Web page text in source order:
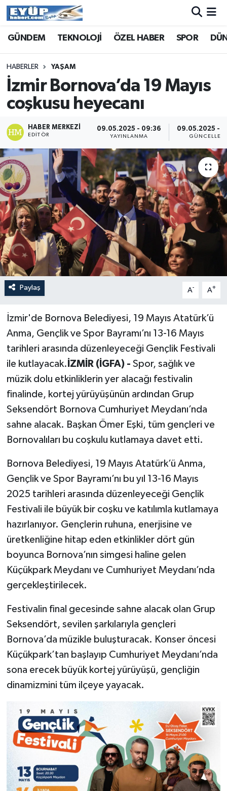
GÜNDEM TEKNOLOJİ ÖZEL HABER SPOR
HABERLER YAŞAM
İzmir Bornova’da 19 Mayıs
coşkusu heyecanı
HABER MERKEZI
EDITÖR
09.05.2025 - 09:36
YAYINLANMA
09.05.2025 -
Paylaş A- A+
İzmir'de Bornova Belediyesi, 19 Mayıs Atatürk’ü
Anma, Gençlik ve Spor Bayramı’nı 13-16 Mayıs
tarihleri arasında düzenleyeceği Gençlik Festivali
ile kutlayacak. İZMİR (İGFA) - Spor, sağlık ve
müzik dolu etkinliklerin yer alacağı festivalin
finalinde, kortej yürüyüşünün ardından Grup
Seksendört Bornova Cumhuriyet Meydanı’nda
sahne alacak. Başkan Ömer Eşki, tüm gençleri ve
Bornovalıları bu coşkulu kutlamaya davet etti.
Bornova Belediyesi, 19 Mayıs Atatürk’ü Anma,
Gençlik ve Spor Bayramı’nı bu yıl 13-16 Mayıs
2025 tarihleri arasında düzenleyeceği Gençlik
Festivali ile büyük bir coşku ve katılımla kutlamaya
hazırlanıyor. Gençlerin ruhuna, enerjisine ve
üretkenliğine hitap eden etkinlikler dört gün
boyunca Bornova’nın simgesi haline gelen
Küçükpark Meydanı ve Cumhuriyet Meydanı’nda
gerçekleştirilecek.
Festivalin final gecesinde sahne alacak olan Grup
Seksendört, sevilen şarkılarıyla gençleri
Bornova’da müzikle buluşturacak. Konser öncesi
Küçükpark’tan başlayıp Cumhuriyet Meydanı’nda
sona erecek büyük kortej yürüyüşü, gençliğin
dinamizmini tüm ilçeye yayacak.